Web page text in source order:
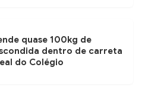
quase 100kg de
dentro de carreta
do Colégio